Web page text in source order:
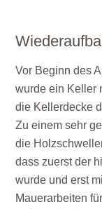
Vor Beginn des
wurde ein Keller
die Kellerdecke
Zu einem sehr
die
dass zuerst der
wurde und erst
Mauerarbeiten